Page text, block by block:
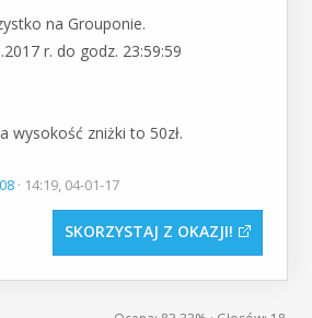
na Grouponie.
r. do godz. 23:59:59
wysokość zniżki to 50zł.
· 14:19, 04-01-17
SKORZYSTAJ Z OKAZJI